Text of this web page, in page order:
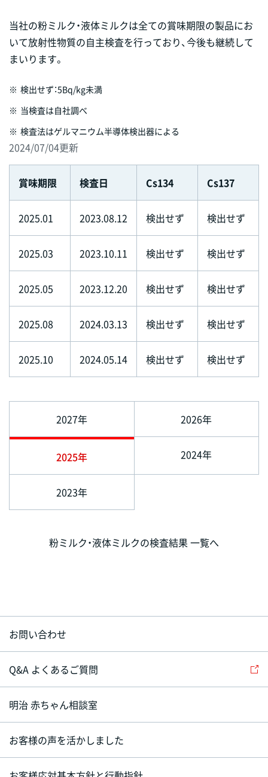
当社の粉ミルク・液体ミルクは全ての賞味期限の製品にお
いて放射性物質の自主検査を行っており、今後も継続して
まいります。
※ 検出せず：5Bq/kg未満
※ 当検査は自社調べ
※ 検査法はゲルマニウム半導体検出器による
2024/07/04更新
賞味期限 検査日 Cs134 Cs137
2025.01 2023.08.12 検出せず 検出せず
2025.03 2023.10.11 検出せず 検出せず
2025.05 2023.12.20 検出せず 検出せず
2025.08 2024.03.13 検出せず 検出せず
2025.10 2024.05.14 検出せず 検出せず
2027年 2026年
2025年 2024年
2023年
粉ミルク・液体ミルクの検査結果 一覧へ
お問い合わせ
Q&A よくあるご質問
明治 赤ちゃん相談室
お客様の声を活かしました